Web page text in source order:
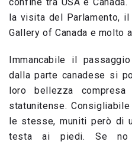
la visita del Parlamento, il
Gallery of Canada e molto
Immancabile il
dalla parte canadese si
loro bellezza
statunitense.
le stesse, muniti però di
testa ai piedi. Se